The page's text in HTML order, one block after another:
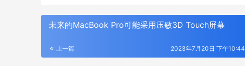
未来的MacBook Pro可能采用压敏3D Touch屏幕
上一篇 2023年7月20日 下午10:44